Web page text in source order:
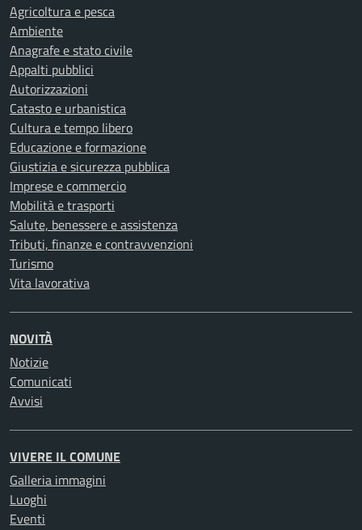
Agricoltura e pesca
Ambiente
Anagrafe e stato civile
Appalti pubblici
Autorizzazioni
Catasto e urbanistica
Cultura e tempo libero
Educazione e formazione
Giustizia e sicurezza pubblica
Imprese e commercio
Mobilità e trasporti
Salute, benessere e assistenza
Tributi, finanze e contravvenzioni
Turismo
Vita lavorativa
NOVITÀ
Notizie
Comunicati
Avvisi
VIVERE IL COMUNE
Galleria immagini
Luoghi
Eventi